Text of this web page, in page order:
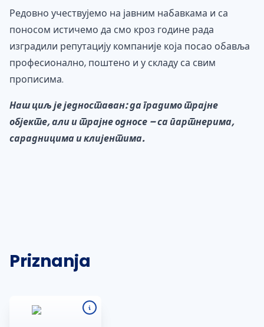
Редовно учествујемо на јавним набавкама и са
поносом истичемо да смо кроз године рада
изградили репутацију компаније која посао обавља
професионално, поштено и у складу са свим
прописима.
Наш циљ је једноставан: да градимо трајне
објекте, али и трајне односе – са партнерима,
сарадницима и клијентима.
Priznanja